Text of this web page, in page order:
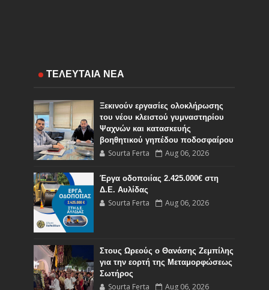
ΤΕΛΕΥΤΑΙΑ ΝΕΑ
Ξεκινούν εργασίες ολοκλήρωσης
του νέου κλειστού γυμναστηρίου
Ψαχνών και κατασκευής
βοηθητικού γηπέδου ποδοσφαίρου
Sourta Ferta Aug 06, 2026
Έργα οδοποιίας 2.425.000€ στη
Δ.Ε. Αυλίδας
Sourta Ferta Aug 06, 2026
Στους Ωρεούς ο Θανάσης Ζεμπίλης
για την εορτή της Μεταμορφώσεως
Σωτήρος
Sourta Ferta Aug 06, 2026